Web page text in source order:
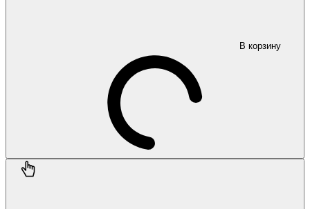
В корзину